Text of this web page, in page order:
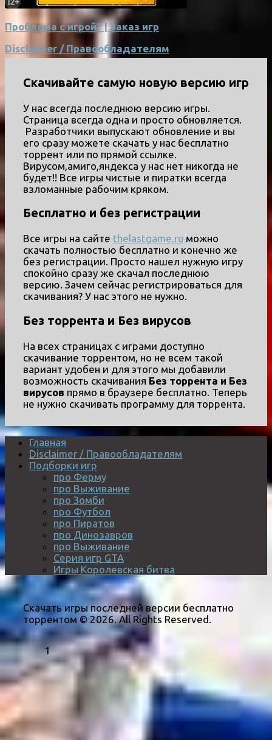
Проблема с игрой? | Заказ игр
Disclaimer / Правообладателям
Скачивайте самую новую версию игр
У нас всегда последнюю версию игры.
Страница всегда одна и просто обновляется.
Разработчики выпускают обновление и вы
его сразу можете скачать у нас бесплатно
торрент или по прямой ссылке.
Вирусом,амиго,яндекса у нас нет никогда не
будет!! Все игры чистые и пиратки всегда
взломанные рабочим кряком.
Бесплатно и без регистрации
Все игры на сайте thelastgame.ru можно
скачать полностью бесплатно и конечно же
без регистрации. Просто нашел нужную игру
спокойно сразу же скачал последнюю
версию. Зачем сейчас регистрироваться для
скачивания? У нас этого не нужно.
Без торрента и Без вирусов
На всех страницах с играми доступно
скачивание торрентом, но не всем такой
вариант удобен и для этого мы добавили
возможность скачивания Без торрента и Без
вирусов прямо в браузере бесплатно. Теперь
не нужно скачивать программу для торрента.
Главная
Disclaimer / Правообладателям
Подборки игр
про Ферму
про Выживание
про Зомби
про Футбол
про Пиратов
про Динозавров
про Выживание
Серия игр GTA
Игры Королевская битва
Скачать игры последней версии бесплатно
торрентом © 2026. All Rights Reserved.
1